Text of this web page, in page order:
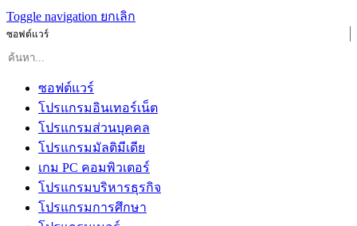
Toggle navigation ยกเลิก
ซอฟต์แวร์
ซอฟต์แวร์
โปรแกรมอินเทอร์เน็ต
โปรแกรมส่วนบุคคล
โปรแกรมมัลติมีเดีย
เกม PC คอมพิวเตอร์
โปรแกรมบริหารธุรกิจ
โปรแกรมการศึกษา